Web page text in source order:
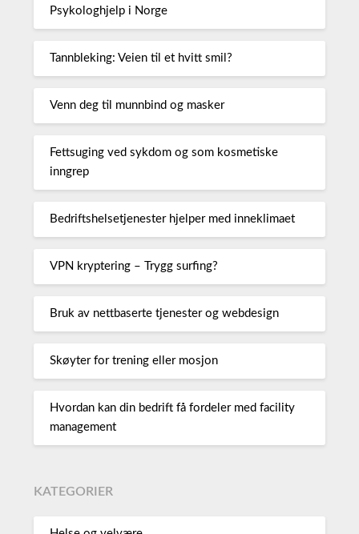
Psykologhjelp i Norge
Tannbleking: Veien til et hvitt smil?
Venn deg til munnbind og masker
Fettsuging ved sykdom og som kosmetiske
inngrep
Bedriftshelsetjenester hjelper med inneklimaet
VPN kryptering – Trygg surfing?
Bruk av nettbaserte tjenester og webdesign
Skøyter for trening eller mosjon
Hvordan kan din bedrift få fordeler med facility
management
KATEGORIER